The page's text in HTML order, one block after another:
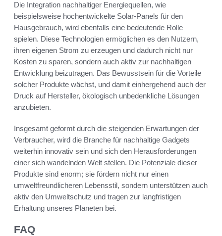
Die Integration nachhaltiger Energiequellen, wie
beispielsweise hochentwickelte Solar-Panels für den
Hausgebrauch, wird ebenfalls eine bedeutende Rolle
spielen. Diese Technologien ermöglichen es den Nutzern,
ihren eigenen Strom zu erzeugen und dadurch nicht nur
Kosten zu sparen, sondern auch aktiv zur nachhaltigen
Entwicklung beizutragen. Das Bewusstsein für die Vorteile
solcher Produkte wächst, und damit einhergehend auch der
Druck auf Hersteller, ökologisch unbedenkliche Lösungen
anzubieten.
Insgesamt geformt durch die steigenden Erwartungen der
Verbraucher, wird die Branche für nachhaltige Gadgets
weiterhin innovativ sein und sich den Herausforderungen
einer sich wandelnden Welt stellen. Die Potenziale dieser
Produkte sind enorm; sie fördern nicht nur einen
umweltfreundlicheren Lebensstil, sondern unterstützen auch
aktiv den Umweltschutz und tragen zur langfristigen
Erhaltung unseres Planeten bei.
FAQ